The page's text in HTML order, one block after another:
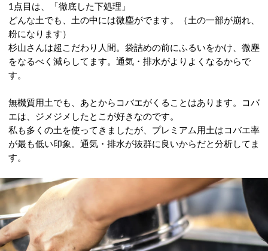
1点目は、「徹底した下処理」
どんな土でも、土の中には微塵がでます。（土の一部が崩れ、
粉になります）
杉山さんは超こだわり人間。袋詰めの前にふるいをかけ、微塵
をなるべく減らしてます。通気・排水がよりよくなるからで
す。
無機質用土でも、あとからコバエがくることはあります。コバ
エは、ジメジメしたとこが好きなのです。
私も多くの土を使ってきましたが、プレミアム用土はコバエ率
が最も低い印象。通気・排水が抜群に良いからだと分析してま
す。